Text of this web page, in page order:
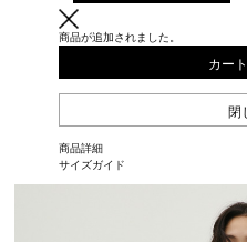
商品が追加されました。
カー
閉
商品詳細
サイズガイド